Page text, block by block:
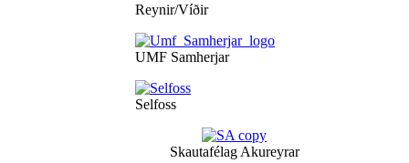
Reynir/Víðir
UMF Samherjar
Selfoss
Skautafélag Akureyrar